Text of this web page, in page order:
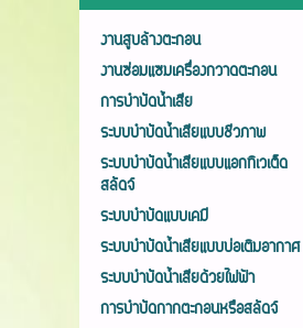
งานสูบล้างตะกอน
งานซ่อมแซมเครื่องกวาดตะกอน
การบำบัดน้ำเสีย
ระบบบำบัดน้ำเสียแบบชีวภาพ
ระบบบำบัดน้ำเสียแบบแอกทิเวเต็ด
สลัดจ์
ระบบบำบัดแบบเคมี
ระบบบำบัดน้ำเสียแบบบ่อเติมอากาศ
ระบบบำบัดน้ำเสียด้วยไฟฟ้า
การบำบัดกากตะกอนหรือสลัดจ์